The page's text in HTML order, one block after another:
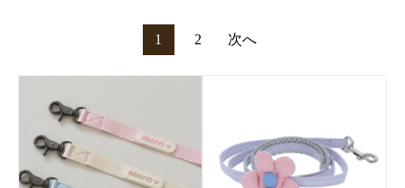
1 2 次へ